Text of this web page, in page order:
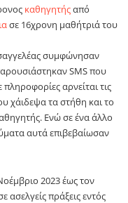
καθηγητήςαπό
σε 16χρονη μαθήτριά του
συμφώνησαν
SMS που
αρνείται τις
χάιδεψα τα στήθη και το
Ενώ σε ένα άλλο
αυτά επιβεβαίωσαν
2023 έως τον
ασελγείς πράξεις εντός